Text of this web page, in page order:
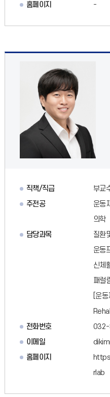
홈페이지
-
직책/직급
부교
주전공
운동
의학
담당과목
질환
운동
신체
패럴
[운
전화번호
이메일
홈페이지
rlab